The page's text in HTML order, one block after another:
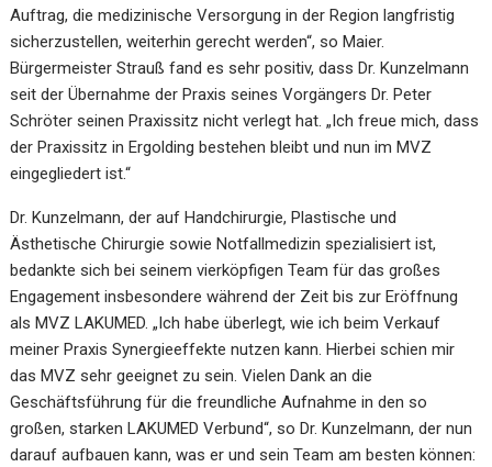
Auftrag, die medizinische Versorgung in der Region langfristig
sicherzustellen, weiterhin gerecht werden“, so Maier.
Bürgermeister Strauß fand es sehr positiv, dass Dr. Kunzelmann
seit der Übernahme der Praxis seines Vorgängers Dr. Peter
Schröter seinen Praxissitz nicht verlegt hat. „Ich freue mich, dass
der Praxissitz in Ergolding bestehen bleibt und nun im MVZ
eingegliedert ist.“
Dr. Kunzelmann, der auf Handchirurgie, Plastische und
Ästhetische Chirurgie sowie Notfallmedizin spezialisiert ist,
bedankte sich bei seinem vierköpfigen Team für das großes
Engagement insbesondere während der Zeit bis zur Eröffnung
als MVZ LAKUMED. „Ich habe überlegt, wie ich beim Verkauf
meiner Praxis Synergieeffekte nutzen kann. Hierbei schien mir
das MVZ sehr geeignet zu sein. Vielen Dank an die
Geschäftsführung für die freundliche Aufnahme in den so
großen, starken LAKUMED Verbund“, so Dr. Kunzelmann, der nun
darauf aufbauen kann, was er und sein Team am besten können: